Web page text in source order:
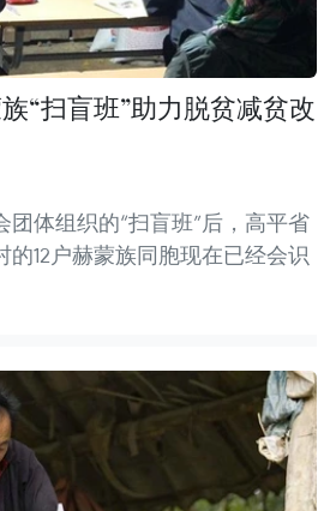
“扫盲班”助力脱贫减贫改
团体组织的“扫盲班”后，高平省
的12户赫蒙族同胞现在已经会识